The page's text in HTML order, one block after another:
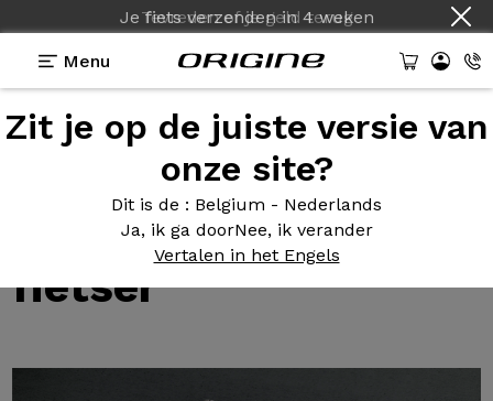
Je fiets verzendenin4 weken
Menu
Zit je op de juiste versie van
onze site?
Dit is de : Belgium - Nederlands
Ja, ik ga doorNee, ik verander
Vertalen in het Engels
Tests van Origine fietsen > Rondleiding door de
Origine-fabriek per fietser
Rondleiding door
Origine-fabriek per
fietser